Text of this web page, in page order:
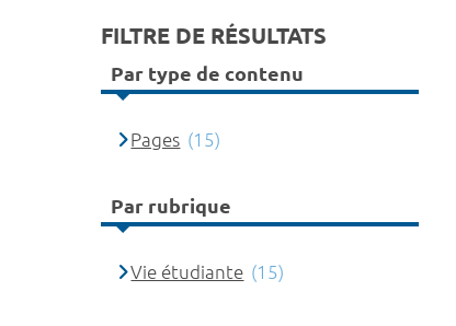
FILTRE DE RÉSULTATS
Par type de contenu
Pages (15)
Par rubrique
Vie étudiante (15)